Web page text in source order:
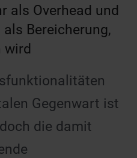
als Overhead und
Bereicherung,
wird
Gegenwart ist
die damit